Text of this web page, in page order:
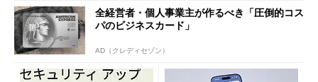
全経営者・個人事業主が作るべき「圧倒的コス
パのビジネスカード」
AD（クレディセゾン）